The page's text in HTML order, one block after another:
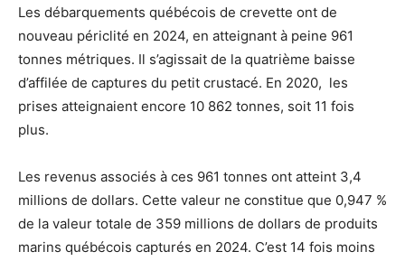
Les débarquements québécois de crevette ont de
nouveau périclité en 2024, en atteignant à peine 961
tonnes métriques. Il s’agissait de la quatrième baisse
d’affilée de captures du petit crustacé. En 2020, les
prises atteignaient encore 10 862 tonnes, soit 11 fois
plus.
Les revenus associés à ces 961 tonnes ont atteint 3,4
millions de dollars. Cette valeur ne constitue que 0,947 %
de la valeur totale de 359 millions de dollars de produits
marins québécois capturés en 2024. C’est 14 fois moins